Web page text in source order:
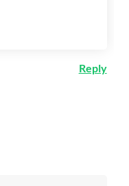
Reply